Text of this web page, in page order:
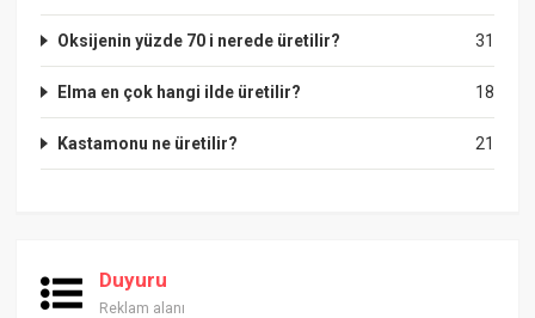
31
Oksijenin yüzde 70 i nerede üretilir?
18
Elma en çok hangi ilde üretilir?
21
Kastamonu ne üretilir?
Duyuru
Reklam alanı